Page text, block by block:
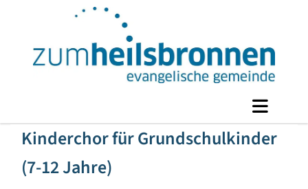
Kinderchor für Grundschulkinder
(7-12 Jahre)